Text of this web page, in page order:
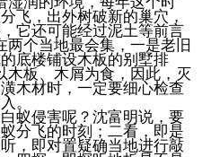
飞，出外树破新的巢穴，
它还可能经过泥土等前言
两个当地最会集，一是老旧
底楼铺设木板的别墅排
木板、木屑为食，因此，灭
木材时，一定要细心检查
。
侵害呢？沈富明说，要
分飞的时刻；二看，即是
，即对置疑确当地进行敲